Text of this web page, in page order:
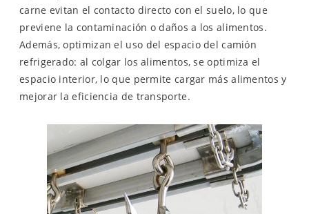
carne evitan el contacto directo con el suelo, lo que
previene la contaminación o daños a los alimentos.
Además, optimizan el uso del espacio del camión
refrigerado: al colgar los alimentos, se optimiza el
espacio interior, lo que permite cargar más alimentos y
mejorar la eficiencia de transporte.